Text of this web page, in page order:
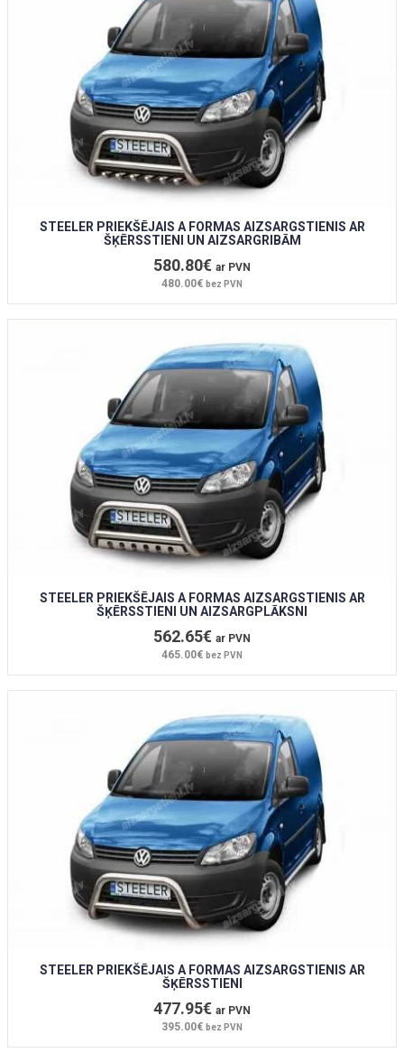
STEELER PRIEKŠĒJAIS A FORMAS AIZSARGSTIENIS AR
ŠĶĒRSSTIENI UN AIZSARGRIBĀM
580.80€ ar PVN
480.00€ bez PVN
STEELER PRIEKŠĒJAIS A FORMAS AIZSARGSTIENIS AR
ŠĶĒRSSTIENI UN AIZSARGPLĀKSNI
562.65€ ar PVN
465.00€ bez PVN
STEELER PRIEKŠĒJAIS A FORMAS AIZSARGSTIENIS AR
ŠĶĒRSSTIENI
477.95€ ar PVN
395.00€ bez PVN